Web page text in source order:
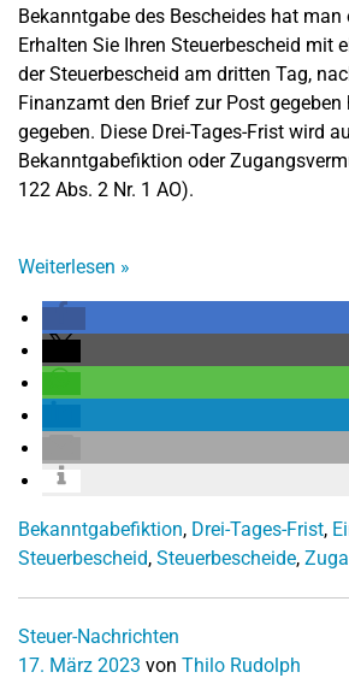
Bekanntgabe des Bescheides hat
Erhalten Sie Ihren Steuerbescheid mit
der Steuerbescheid am dritten Tag,
Finanzamt den Brief zur Post
gegeben. Diese Drei-Tages-Frist wird
Bekanntgabefiktion oder
122 Abs. 2 Nr. 1 AO).
Weiterlesen »
Bekanntgabefiktion, Drei-Tages-Frist,
Steuerbescheid, Steuerbescheide,
Steuer-Nachrichten
17. März 2023 von Thilo Rudolph